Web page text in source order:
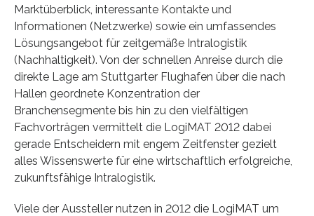
Marktüberblick, interessante Kontakte und
Informationen (Netzwerke) sowie ein umfassendes
Lösungsangebot für zeitgemäße Intralogistik
(Nachhaltigkeit). Von der schnellen Anreise durch die
direkte Lage am Stuttgarter Flughafen über die nach
Hallen geordnete Konzentration der
Branchensegmente bis hin zu den vielfältigen
Fachvorträgen vermittelt die LogiMAT 2012 dabei
gerade Entscheidern mit engem Zeitfenster gezielt
alles Wissenswerte für eine wirtschaftlich erfolgreiche,
zukunftsfähige Intralogistik.
Viele der Aussteller nutzen in 2012 die LogiMAT um